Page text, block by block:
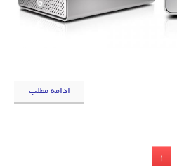
ادامه مطلب
1